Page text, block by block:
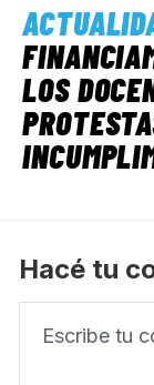
LOS
Hacé tu